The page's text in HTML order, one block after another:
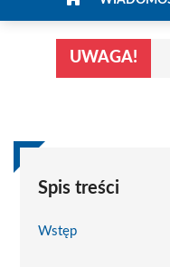
UWAGA!
Spis treści
Wstęp